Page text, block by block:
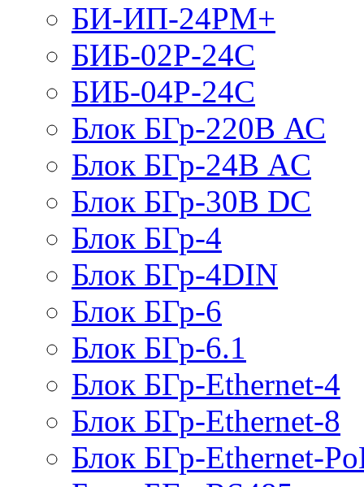
БИ-ИП-24РМ+
БИБ-02Р-24С
БИБ-04Р-24С
Блок БГр-220В АС
Блок БГр-24В AC
Блок БГр-30В DC
Блок БГр-4
Блок БГр-4DIN
Блок БГр-6
Блок БГр-6.1
Блок БГр-Ethernet-4
Блок БГр-Ethernet-8
Блок БГр-Ethernet-